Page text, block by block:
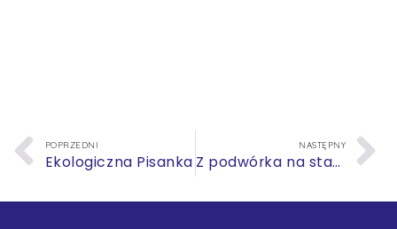
POPRZEDNI
Ekologiczna Pisanka
NASTĘPNY
Z podwórka na stadion